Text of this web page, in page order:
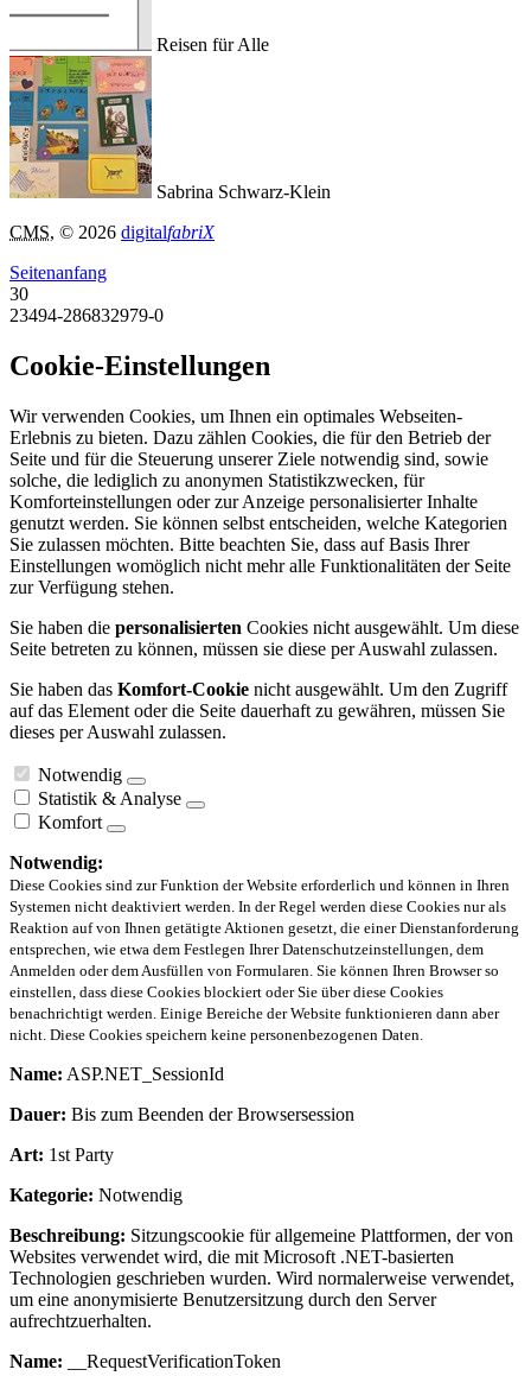
Reisen für Alle
Sabrina Schwarz-Klein
CMS, © 2026 digitalfabriX
Seitenanfang
30
23494-286832979-0
Cookie-Einstellungen
Wir verwenden Cookies, um Ihnen ein optimales Webseiten-
Erlebnis zu bieten. Dazu zählen Cookies, die für den Betrieb der
Seite und für die Steuerung unserer Ziele notwendig sind, sowie
solche, die lediglich zu anonymen Statistikzwecken, für
Komforteinstellungen oder zur Anzeige personalisierter Inhalte
genutzt werden. Sie können selbst entscheiden, welche Kategorien
Sie zulassen möchten. Bitte beachten Sie, dass auf Basis Ihrer
Einstellungen womöglich nicht mehr alle Funktionalitäten der Seite
zur Verfügung stehen.
Sie haben die personalisierten Cookies nicht ausgewählt. Um diese
Seite betreten zu können, müssen sie diese per Auswahl zulassen.
Sie haben das Komfort-Cookie nicht ausgewählt. Um den Zugriff
auf das Element oder die Seite dauerhaft zu gewähren, müssen Sie
dieses per Auswahl zulassen.
Notwendig
Statistik & Analyse
Komfort
Notwendig:
Diese Cookies sind zur Funktion der Website erforderlich und können in Ihren
Systemen nicht deaktiviert werden. In der Regel werden diese Cookies nur als
Reaktion auf von Ihnen getätigte Aktionen gesetzt, die einer Dienstanforderung
entsprechen, wie etwa dem Festlegen Ihrer Datenschutzeinstellungen, dem
Anmelden oder dem Ausfüllen von Formularen. Sie können Ihren Browser so
einstellen, dass diese Cookies blockiert oder Sie über diese Cookies
benachrichtigt werden. Einige Bereiche der Website funktionieren dann aber
nicht. Diese Cookies speichern keine personenbezogenen Daten.
Name: ASP.NET_SessionId
Dauer: Bis zum Beenden der Browsersession
Art: 1st Party
Kategorie: Notwendig
Beschreibung: Sitzungscookie für allgemeine Plattformen, der von
Websites verwendet wird, die mit Microsoft .NET-basierten
Technologien geschrieben wurden. Wird normalerweise verwendet,
um eine anonymisierte Benutzersitzung durch den Server
aufrechtzuerhalten.
Name: __RequestVerificationToken